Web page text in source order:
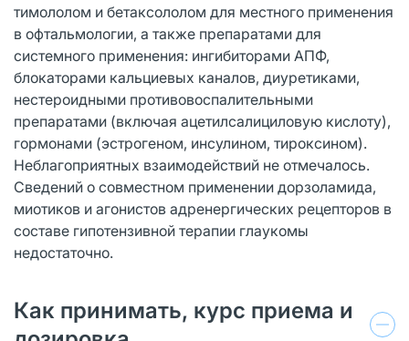
тимололом и бетаксололом для местного применения
в офтальмологии, а также препаратами для
системного применения: ингибиторами АПФ,
блокаторами кальциевых каналов, диуретиками,
нестероидными противовоспалительными
препаратами (включая ацетилсалициловую кислоту),
гормонами (эстрогеном, инсулином, тироксином).
Неблагоприятных взаимодействий не отмечалось.
Сведений о совместном применении дорзоламида,
миотиков и агонистов адренергических рецепторов в
составе гипотензивной терапии глаукомы
недостаточно.
Как принимать, курс приема и